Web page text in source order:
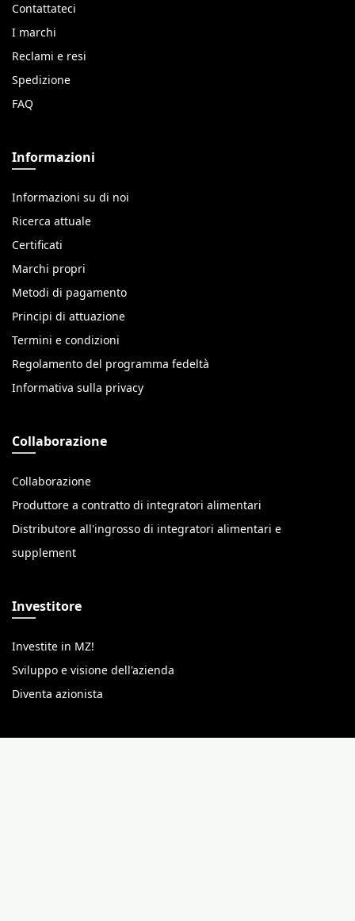
Contattateci
I marchi
Reclami e resi
Spedizione
FAQ
Informazioni
Informazioni su di noi
Ricerca attuale
Certificati
Marchi propri
Metodi di pagamento
Principi di attuazione
Termini e condizioni
Regolamento del programma fedeltà
Informativa sulla privacy
Collaborazione
Collaborazione
Produttore a contratto di integratori alimentari
Distributore all'ingrosso di integratori alimentari e
supplement
Investitore
Investite in MZ!
Sviluppo e visione dell'azienda
Diventa azionista